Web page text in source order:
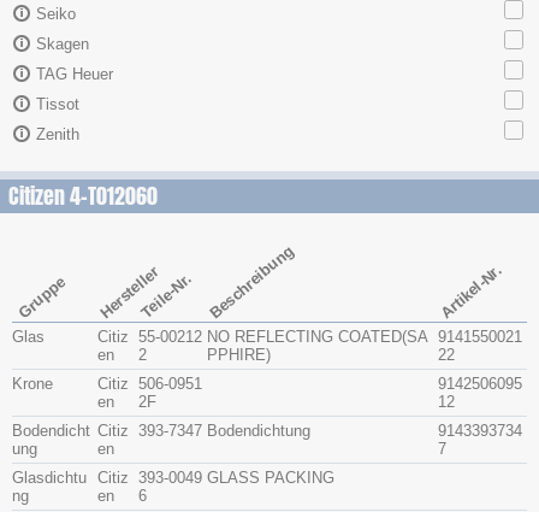
Seiko
Skagen
TAG Heuer
Tissot
Zenith
Citizen 4-T012060
Gruppe HerstellerTeile-Nr. Beschreibung Artikel-Nr.
Glas
Citiz
en
55-00212
2
NO REFLECTING COATED(SA
PPHIRE)
9141550021
22
Krone
Citiz
en
506-0951
2F
9142506095
12
Bodendicht
ung
Citiz
en
393-7347 Bodendichtung
9143393734
7
Glasdichtu
ng
Citiz
en
393-0049
6
GLASS PACKING